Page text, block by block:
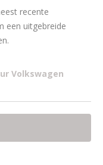
recente
een uitgebreide
Volkswagen